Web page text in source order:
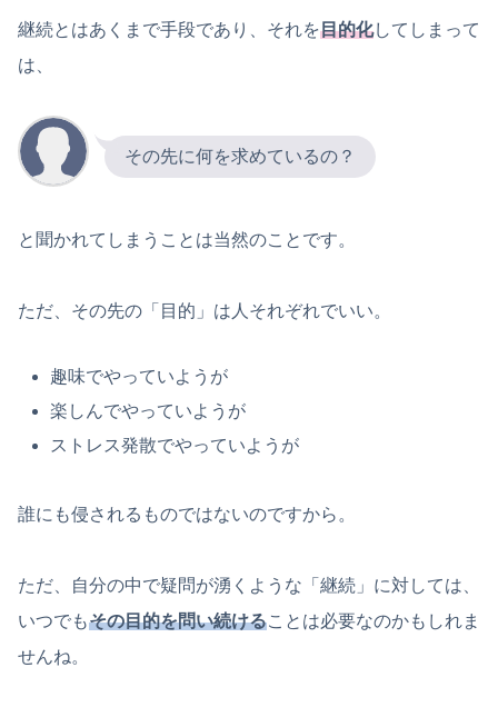
継続とはあくまで手段であり、それを目的化してしまって
は、
その先に何を求めているの？
と聞かれてしまうことは当然のことです。
ただ、その先の「目的」は人それぞれでいい。
趣味でやっていようが
楽しんでやっていようが
ストレス発散でやっていようが
誰にも侵されるものではないのですから。
ただ、自分の中で疑問が湧くような「継続」に対しては、
いつでもその目的を問い続けることは必要なのかもしれま
せんね。